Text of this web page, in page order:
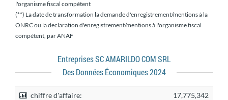
l'organisme fiscal compétent
(**) La date de transformation la demande d'enregistrement/mentions à la
ONRC ou la declaration d'enregistrement/mentions à l'organisme fiscal
compétent, par ANAF
Entreprises SC AMARILDO COM SRL
Des Données Économiques 2024
chiffre d'affaire:
17,775,342